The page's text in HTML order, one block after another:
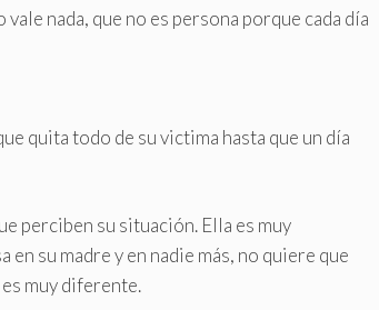
nada, que no es persona porque cada día
quita todo de su victima hasta que un día
perciben su situación. Ella es muy
su madre y en nadie más, no quiere que
muy diferente.